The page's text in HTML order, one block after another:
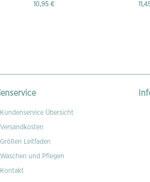
10,95 €
Kundenservice Übersicht
Versandkosten
Größen Leitfaden
Waschen und Pflegen
Kontakt